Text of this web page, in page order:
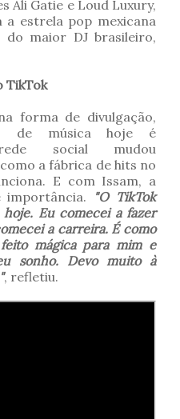
Ali Gatie e Loud Luxury,
a estrela pop mexicana
do maior DJ brasileiro,
TikTok
forma de divulgação,
de música hoje é
social mudou
a fábrica de hits no
E com Issam, a
"O TikTok
Eu comecei a fazer
a carreira. É como
mágica para mim e
sonho. Devo muito à
, refletiu.